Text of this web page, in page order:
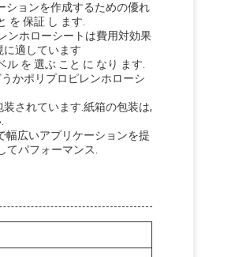
ションを作成するための優れ
を 保証 し ます.
ンホローシートは費用対効果
適しています
を 選ぶ こと に なり ます.
かポリプロピレンホローシ
されています.紙箱の包装は,
幅広いアプリケーションを提
てパフォーマンス.